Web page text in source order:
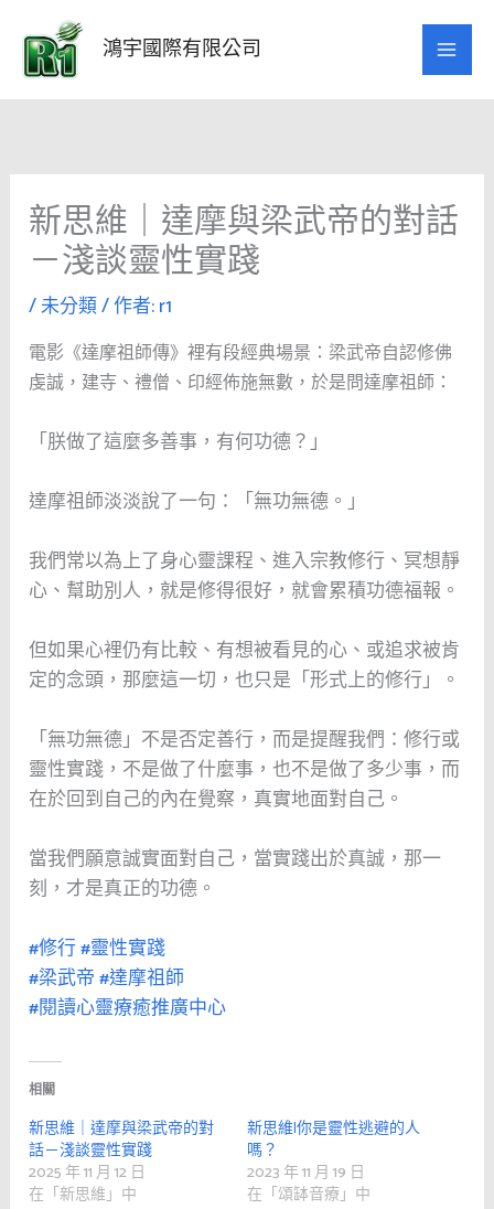
要
鴻宇國際有限公司
新思維｜達摩與梁武帝的對話
－淺談靈性實踐
/未分類/ 作者:r1
電影《達摩祖師傳》裡有段經典場景：梁武帝自認修佛
虔誠，建寺、禮僧、印經佈施無數，於是問達摩祖師：
「朕做了這麼多善事，有何功德？」
達摩祖師淡淡說了一句：「無功無德。」
我們常以為上了身心靈課程、進入宗教修行、冥想靜
心、幫助別人，就是修得很好，就會累積功德福報。
但如果心裡仍有比較、有想被看見的心、或追求被肯
定的念頭，那麼這一切，也只是「形式上的修行」。
「無功無德」不是否定善行，而是提醒我們：修行或
靈性實踐，不是做了什麼事，也不是做了多少事，而
在於回到自己的內在覺察，真實地面對自己。
當我們願意誠實面對自己，當實踐出於真誠，那一
刻，才是真正的功德。
#修行#靈性實踐
#梁武帝#達摩祖師
#閱讀心靈療癒推廣中心
相關
新思維｜達摩與梁武帝的對
話－淺談靈性實踐
2025 年 11 月 12 日
在「新思維」中
新思維|你是靈性逃避的人
嗎？
2023 年 11 月 19 日
在「頌缽音療」中